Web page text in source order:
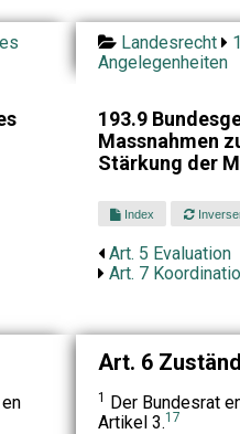
Landesrecht
Angelegenheiten
193.9
Massnahmen
Stärkung der
Index
Art. 5 Evaluation
Art. 7
Art. 6
1 Der Bundesrat
Artikel 3.17